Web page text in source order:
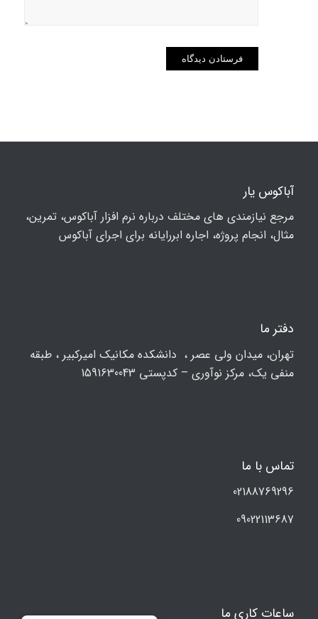
آباکوس یار
مرجع نیازمندی های مختلف درباره نرم افزار آباکوس، تمرین،
مثال، انجام پروژه، اجاره ابررایانه برای اجرای آباکوس
دفتر ما
تهران، ميدان ولي عصر ، دانشکده مكانيك امیرکبیر ، طبقه
منفی یک، مرکز نوآوری – کدپستی 1591630043
تماس با ما
02188769296
09022113687
ساعات کاری ما